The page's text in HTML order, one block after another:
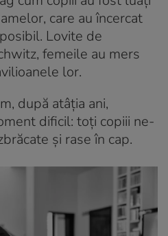
care au încercat
Lovite de
femeile au mers
lor.
după atâția ani,
dificil: toți copiii ne-
și rase în cap.